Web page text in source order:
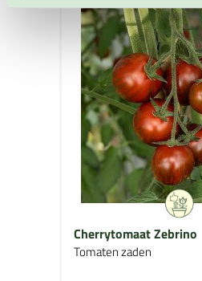
Cherrytomaat Zebrino
Tomaten zaden